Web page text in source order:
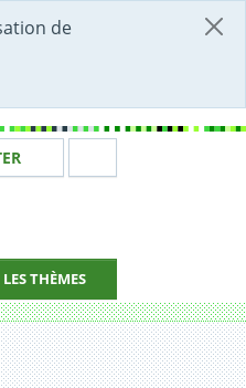
de
THÈMES